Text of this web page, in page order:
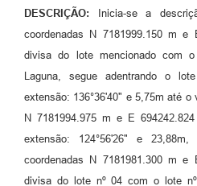
DESCRIÇÃO: Inicia-se a
coordenadas N 7181999.150 m e
divisa do lote mencionado com
Laguna, segue adentrando o
extensão: 136°36'40" e 5,75m até
N 7181994.975 m e E
extensão: 124°56'26" e
coordenadas N 7181981.300 m e
divisa do lote nº 04 com o lote